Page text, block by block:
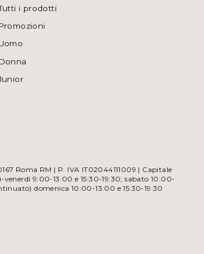
i prodotti
Promozioni
Donna
Roma RM | P. IVA IT02044111009 | Capitale
9:00-13:00 e 15:30-19:30; sabato 10:00-
domenica 10:00-13:00 e 15:30-19:30